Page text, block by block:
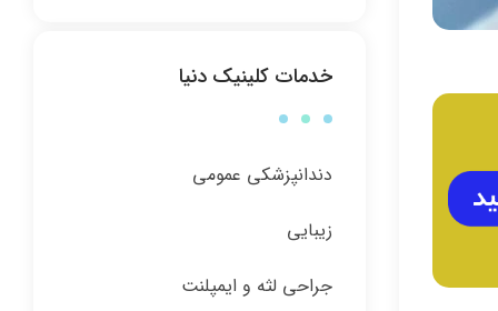
خدمات کلینیک دنیا
دندانپزشکی عمومی
زیبایی
جراحی لثه و ایمپلنت